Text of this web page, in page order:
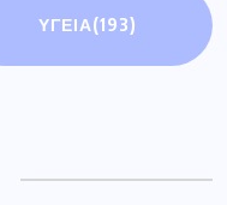
ΥΓΕΙΑ(193)